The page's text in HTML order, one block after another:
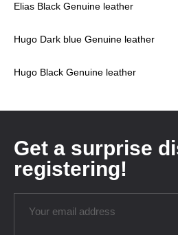
Elias Black Genuine leather
Hugo Dark blue Genuine leather
Hugo Black Genuine leather
Get a surprise
registering!